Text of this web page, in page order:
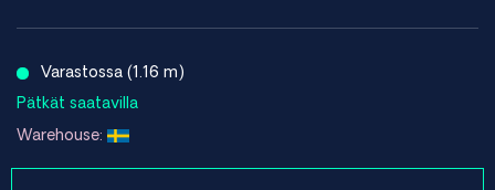
Varastossa (1.16 m)
Pätkät saatavilla
Warehouse: